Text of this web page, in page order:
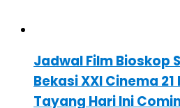
Jadwal Film Bioskop
Bekasi XXI Cinema
Tayang Hari Ini